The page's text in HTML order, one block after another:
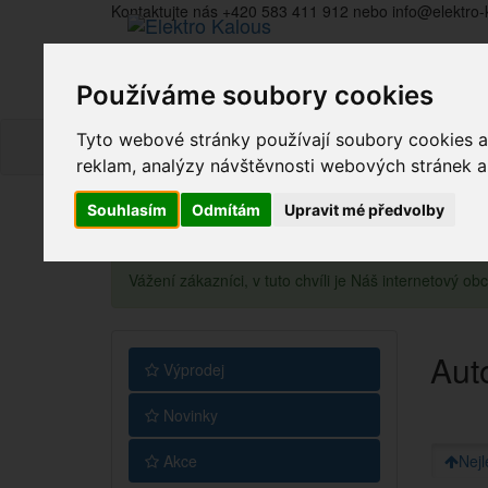
Používáme soubory cookies
Tyto webové stránky používají soubory cookies
reklam, analýzy návštěvnosti webových stránek
Souhlasím Odmítám Upravit mé předvolby
Kontaktujte nás +420 583 411 912 nebo
Vážení zákazníci, v tuto chvíli je Náš internetový
Výprodej
Novinky
Akce